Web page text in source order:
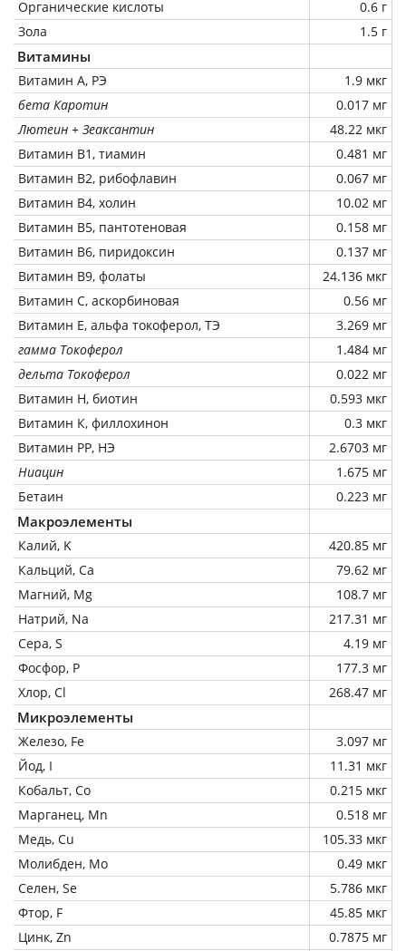
Органические кислоты
0.6 г
Зола
1.5 г
Витамины
Витамин А, РЭ
1.9 мкг
бета Каротин
0.017 мг
Лютеин + Зеаксантин
48.22 мкг
Витамин В1, тиамин
0.481 мг
Витамин В2, рибофлавин
0.067 мг
Витамин В4, холин
10.02 мг
Витамин В5, пантотеновая
0.158 мг
Витамин В6, пиридоксин
0.137 мг
Витамин В9, фолаты
24.136 мкг
Витамин C, аскорбиновая
0.56 мг
Витамин Е, альфа токоферол, ТЭ
3.269 мг
гамма Токоферол
1.484 мг
дельта Токоферол
0.022 мг
Витамин Н, биотин
0.593 мкг
Витамин К, филлохинон
0.3 мкг
Витамин РР, НЭ
2.6703 мг
Ниацин
1.675 мг
Бетаин
0.223 мг
Макроэлементы
Калий, K
420.85 мг
Кальций, Ca
79.62 мг
Магний, Mg
108.7 мг
Натрий, Na
217.31 мг
Сера, S
4.19 мг
Фосфор, P
177.3 мг
Хлор, Cl
268.47 мг
Микроэлементы
Железо, Fe
3.097 мг
Йод, I
11.31 мкг
Кобальт, Co
0.215 мкг
Марганец, Mn
0.518 мг
Медь, Cu
105.33 мкг
Молибден, Mo
0.49 мкг
Селен, Se
5.786 мкг
Фтор, F
45.85 мкг
Цинк, Zn
0.7875 мг